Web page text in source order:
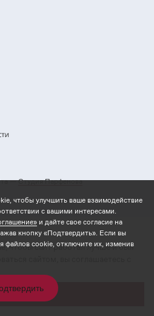
—Cтудия Парфенова
чтобы улучшить ваше взаимодействие
с вашими интересами.
и дайте свое согласие на
кнопку «Подтвердить». Если вы
файлов cookie, отключите их, изменив
чтобы сайт работал лучше и был
сайтом, вы соглашаетесь с
Принять